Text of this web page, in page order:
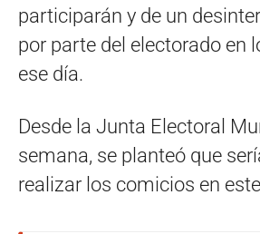
participarán y de un
por parte del electorado en
ese día.
Desde la Junta Electoral
semana, se planteó que
realizar los comicios en